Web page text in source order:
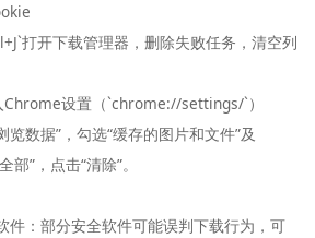
打开下载管理器，删除失败任务，清空列
设置（`chrome://settings/`）
数据”，勾选“缓存的图片和文件”及
部”，点击“清除”。
件：部分安全软件可能误判下载行为，可